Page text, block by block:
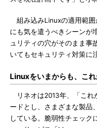
組み込みLinuxの適用範囲
にも気を遣うべきシーンが
ュリティの穴がそのまま事
いてもセキュリティ対策に
Linuxをいまからも、こ
リネオは2013年、「これ
ードとし、さまざまな製品
している。脆弱性チェック